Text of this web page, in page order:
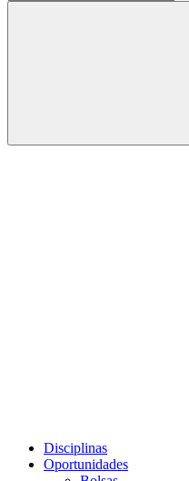
Buscar
Disciplinas
Oportunidades